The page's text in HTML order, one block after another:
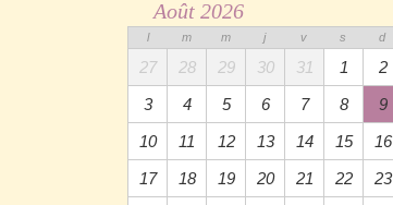
Août 2026
l m m j v s d
27 28 29 30 31 1
2
3
4 5 6 7 8
9
10
11 12 13 14 15
16
17
18 19 20 21 22
23